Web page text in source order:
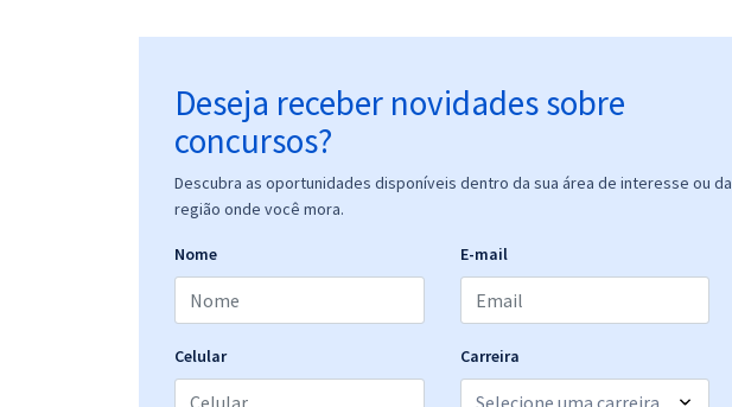
Deseja receber novidades sobre
concursos?
Descubra as oportunidades disponíveis dentro da sua área de interesse ou da
região onde você mora.
Nome E-mail
Celular Carreira